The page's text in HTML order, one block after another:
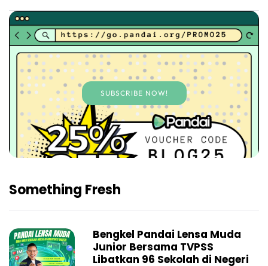
SUBSCRIBE NOW!
Something Fresh
Bengkel Pandai Lensa Muda
Junior Bersama TVPSS
Libatkan 96 Sekolah di Negeri